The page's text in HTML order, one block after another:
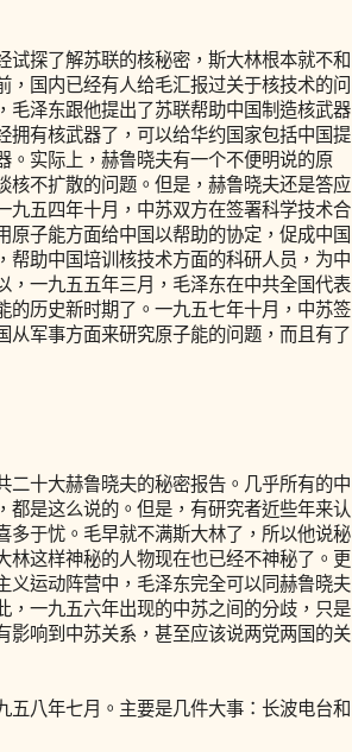
探了解苏联的核秘密，斯大林根本就不和
国内已经有人给毛汇报过关于核技术的问
泽东跟他提出了苏联帮助中国制造核武器
拥有核武器了，可以给华约国家包括中国提
。实际上，赫鲁晓夫有一个不便明说的原
核不扩散的问题。但是，赫鲁晓夫还是答应
九五四年十月，中苏双方在签署科学技术合
子能方面给中国以帮助的协定，促成中国
助中国培训核技术方面的科研人员，为中
，一九五五年三月，毛泽东在中共全国代表
历史新时期了。一九五七年十月，中苏签
军事方面来研究原子能的问题，而且有了
十大赫鲁晓夫的秘密报告。几乎所有的中
是这么说的。但是，有研究者近些年来认
多于忧。毛早就不满斯大林了，所以他说秘
林这样神秘的人物现在也已经不神秘了。更
义运动阵营中，毛泽东完全可以同赫鲁晓夫
一九五六年出现的中苏之间的分歧，只是
响到中苏关系，甚至应该说两党两国的关
八年七月。主要是几件大事：长波电台和